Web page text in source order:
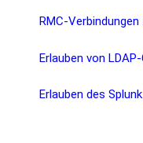
RMC-Verbindungen
Erlauben von
Erlauben des